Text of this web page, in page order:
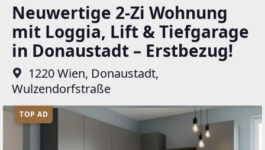
Neuwertige 2-Zi Wohnung
mit Loggia, Lift & Tiefgarage
in Donaustadt – Erstbezug!
1220 Wien, Donaustadt,
Wulzendorfstraße
TOP AD